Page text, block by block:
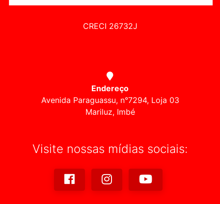
CRECI 26732J
Endereço
Avenida Paraguassu, n°7294, Loja 03
Mariluz, Imbé
Visite nossas mídias sociais: